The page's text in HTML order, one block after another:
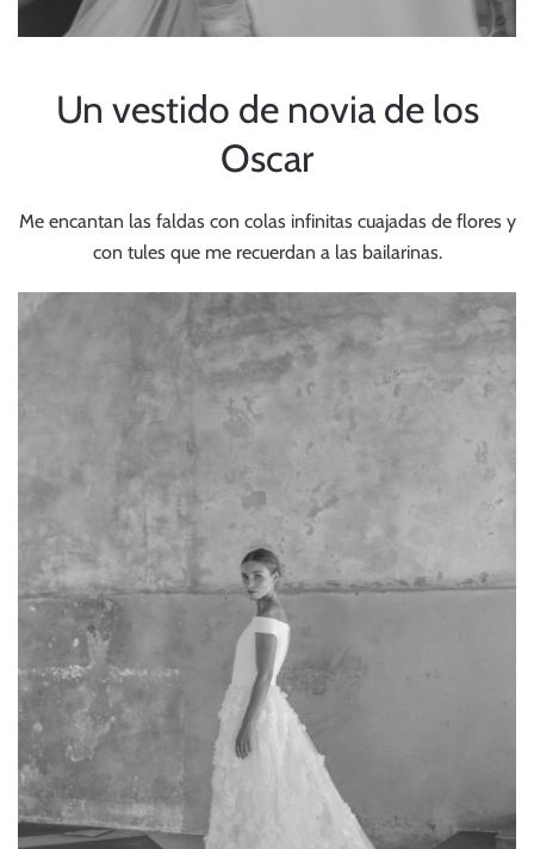
Un vestido de novia de los
Oscar
Me encantan las faldas con colas infinitas cuajadas de flores y
con tules que me recuerdan a las bailarinas.